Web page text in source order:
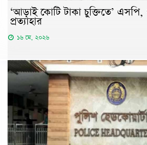
‘আড়াই কোটি টাকা চুক্তিতে’ এসপি,
প্রত্যাহার
১৬ মে, ২০২৬